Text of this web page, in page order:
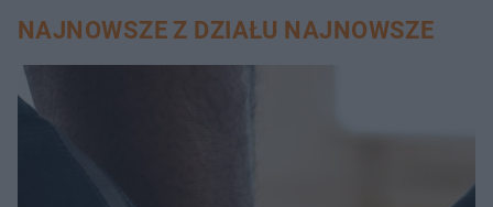
NAJNOWSZE Z DZIAŁU NAJNOWSZE